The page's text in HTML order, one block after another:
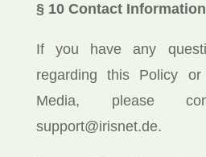
§ 10 Contact Information
If you have any
regarding this Policy
Media, please
support@irisnet.de.